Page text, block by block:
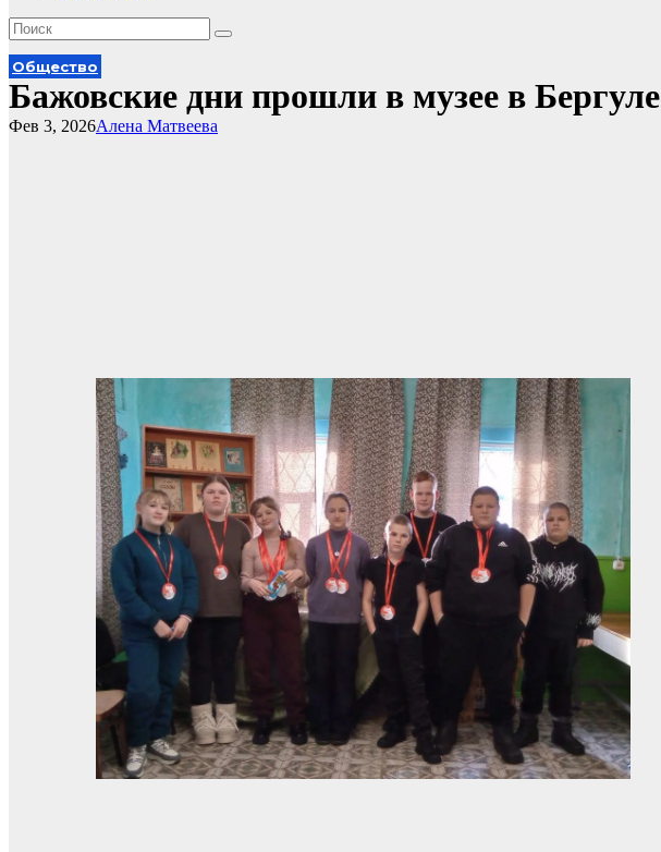
Общество
Бажовские дни прошли в музее в Бергуле
Алена Матвеева
Фев 3, 2026